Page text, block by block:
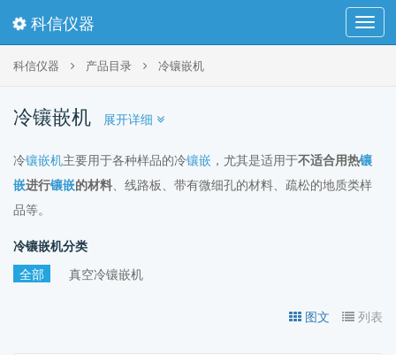
科信仪器
科信仪器 产品目录 冷镶嵌机
冷镶嵌机 展开详细
冷镶嵌机主要用于各种样品的冷镶嵌 ，尤其是适用于不适合用热镶
嵌进行镶嵌的材料、线路板、带有微细孔的材料、疏松的地质类样
品等。
冷镶嵌机分类
全部
真空冷镶嵌机
图文 列表